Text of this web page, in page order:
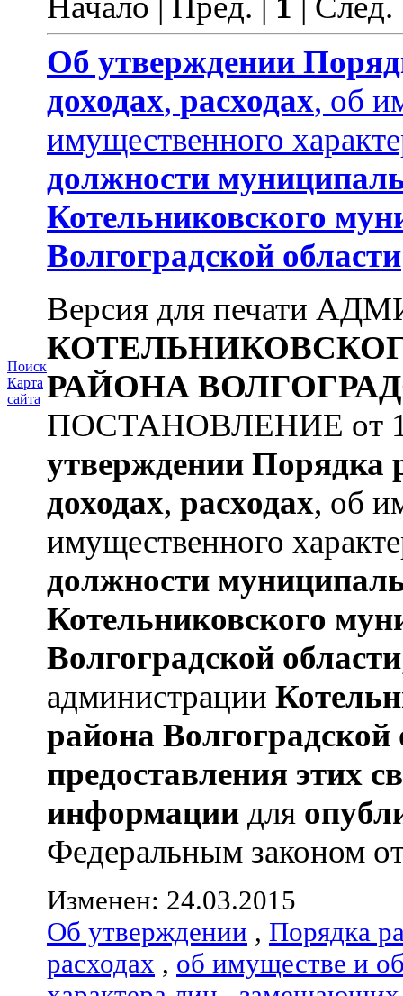
Поиск
Карта
сайта
Об утверждении
доходах, расходах, об
имущественного
должности
Котельниковского
Волгоградской области
Версия для печати
РАЙОНА
ПОСТАНОВЛЕНИЕ от
утверждении Порядка
доходах, расходах, об
имущественного
должности
Котельниковского
Волгоградской области
администрации
района Волгоградской
предоставления этих
информации для
Федеральным законом
Изменен: 24.03.2015
Об утверждении , Порядка
расходах , об имуществе и